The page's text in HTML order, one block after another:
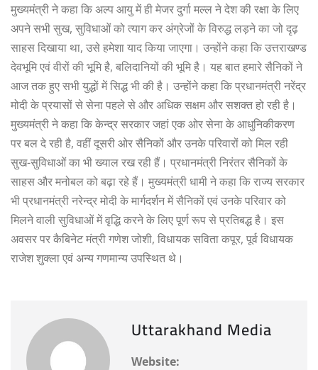
मुख्यमंत्री ने कहा कि अल्प आयु में ही मेजर दुर्गा मल्ल ने देश की रक्षा के लिए
अपने सभी सुख, सुविधाओं को त्याग कर अंग्रेजों के विरुद्ध लड़ने का जो दृढ़
साहस दिखाया था, उसे हमेशा याद किया जाएगा। उन्होंने कहा कि उत्तराखण्ड
देवभूमि एवं वीरों की भूमि है, बलिदानियों की भूमि है। यह बात हमारे सैनिकों ने
आज तक हुए सभी युद्धों में सिद्ध भी की है। उन्होंने कहा कि प्रधानमंत्री नरेंद्र
मोदी के प्रयासों से सेना पहले से और अधिक सक्षम और सशक्त हो रही है।
मुख्यमंत्री ने कहा कि केन्द्र सरकार जहां एक ओर सेना के आधुनिकीकरण
पर बल दे रही है, वहीं दूसरी ओर सैनिकों और उनके परिवारों को मिल रही
सुख-सुविधाओं का भी ख्याल रख रही हैं। प्रधानमंत्री निरंतर सैनिकों के
साहस और मनोबल को बढ़ा रहे हैं। मुख्यमंत्री धामी ने कहा कि राज्य सरकार
भी प्रधानमंत्री नरेन्द्र मोदी के मार्गदर्शन में सैनिकों एवं उनके परिवार को
मिलने वाली सुविधाओं में वृद्धि करने के लिए पूर्ण रूप से प्रतिबद्ध है। इस
अवसर पर कैबिनेट मंत्री गणेश जोशी, विधायक सविता कपूर, पूर्व विधायक
राजेश शुक्ला एवं अन्य गणमान्य उपस्थित थे।
Uttarakhand Media
Website: